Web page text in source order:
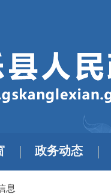
政务动态
息